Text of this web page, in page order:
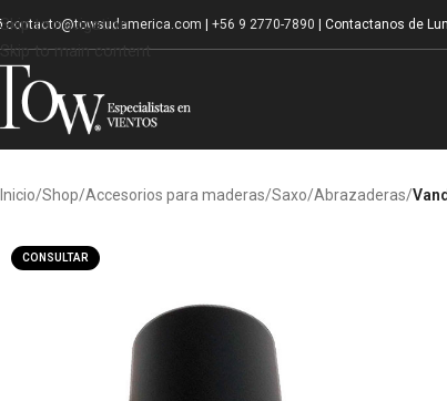
Skip to navigation
Skip to main content
contacto@towsudamerica.com +56 9 2770-7890 | Contactanos de
Inicio/Shop/Accesorios para maderas/Saxo/Abrazaderas/
CONSULTAR